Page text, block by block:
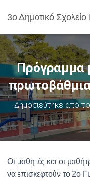
3ο Δημοτικό
Πρόγραμμα
Δημοσιεύτηκε από
Οι μαθητές και οι
να επισκεφτούν το 2ο